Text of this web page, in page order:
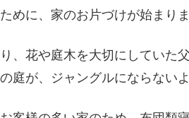
めに、家のお片づけが始まりま
、花や庭木を大切にしていた父
庭が、ジャングルにならない